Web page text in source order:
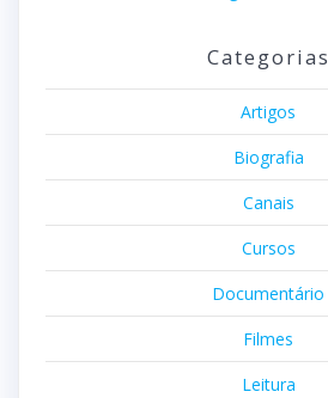
Categorias
Artigos
Biografia
Canais
Cursos
Documentário
Filmes
Leitura